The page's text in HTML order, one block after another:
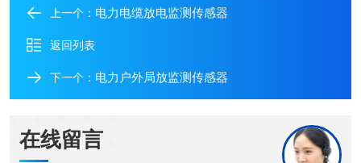
上一个： 电力电缆放电监测传感器
返回列表
下一个： 电力户外局放监测传感器
在线留言